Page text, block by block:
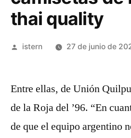
thai quality
Publicado
istern 27 de junio de
Entre ellas, de Unión
de la Roja del ’96. “En
de que el equipo argentino